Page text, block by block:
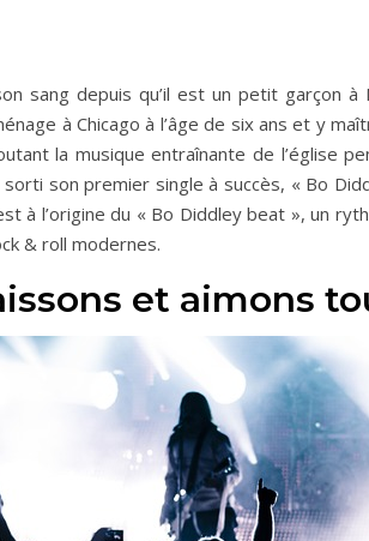
sang depuis qu’il est un petit garçon à
à Chicago à l’âge de six ans et y
la musique entraînante de l’église
son premier single à succès, « Bo
à l’origine du « Bo Diddley beat », un
& roll modernes.
et aimons